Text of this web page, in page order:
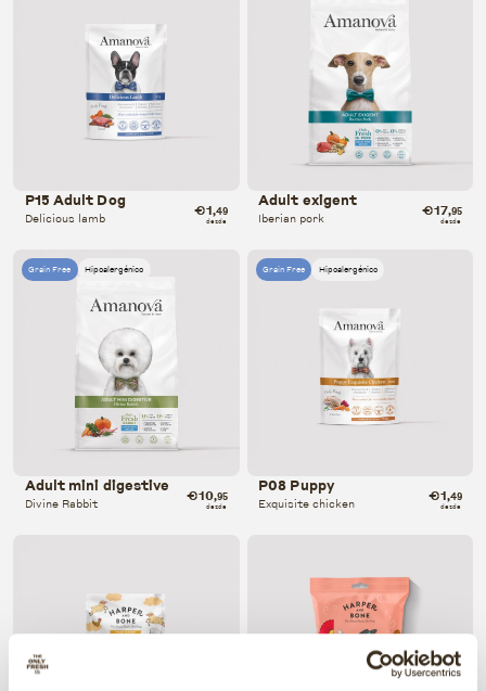
P15 Adult Dog
Delicious lamb desde
€1,49
Adult exigent
Iberian pork desde
€17,95
Hipoalergénico
Grain Free
Adult mini digestive
Divine Rabbit desde
€10,95
Hipoalergénico
Grain Free
P08 Puppy
Exquisite chicken desde
€1,49